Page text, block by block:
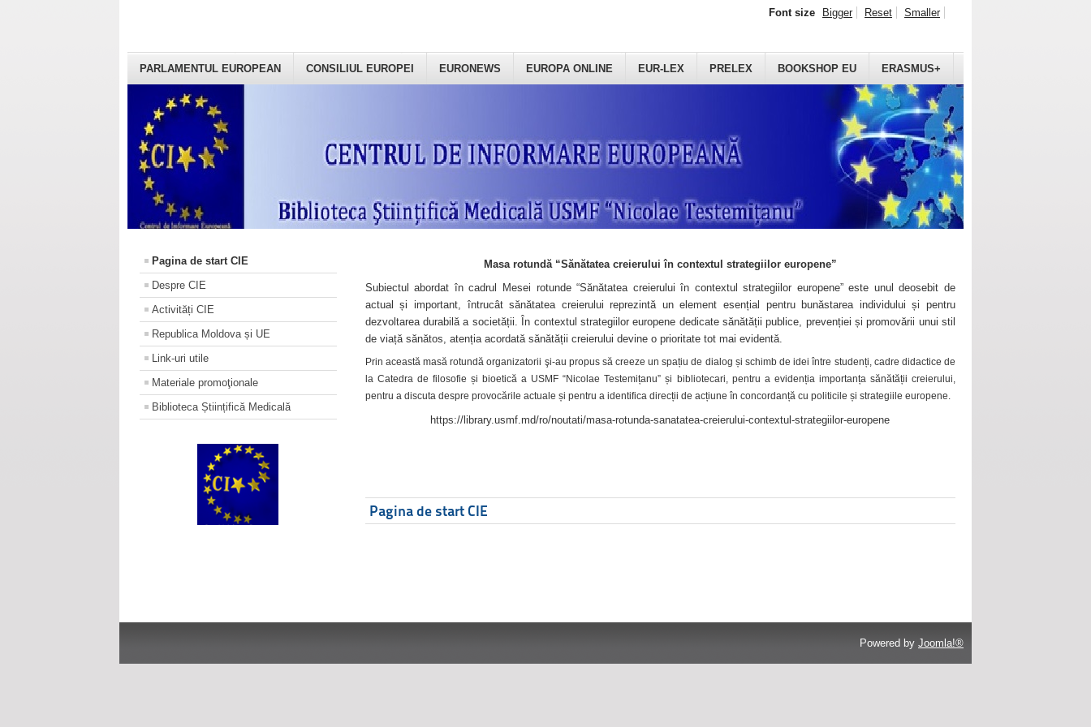
PARLAMENTUL EUROPEAN CONSILIUL EUROPEI EURONEWS EUROPA ONLINE EUR-LEX PRELEX BOOKSHOP EU ERASMUS+
Font size Bigger Reset Smaller
Pagina de start CIE
Despre CIE
Activități CIE
Republica Moldova și UE
Link-uri utile
Materiale promoţionale
Biblioteca Științifică Medicală
Masa rotundă “Sănătatea creierului în contextul strategiilor europene”
Subiectul abordat în cadrul Mesei rotunde “Sănătatea creierului în contextul strategiilor europene” este unul deosebit de
actual și important, întrucât sănătatea creierului reprezintă un element esențial pentru bunăstarea individului și pentru
dezvoltarea durabilă a societății. În contextul strategiilor europene dedicate sănătății publice, prevenției și promovării unui stil
de viață sănătos, atenția acordată sănătății creierului devine o prioritate tot mai evidentă.
Prin această masă rotundă organizatorii şi-au propus să creeze un spațiu de dialog și schimb de idei între studenți, cadre didactice de
la Catedra de filosofie și bioetică a USMF “Nicolae Testemițanu” și bibliotecari, pentru a evidenția importanța sănătății creierului,
pentru a discuta despre provocările actuale și pentru a identifica direcții de acțiune în concordanță cu politicile și strategiile europene.
https://library.usmf.md/ro/noutati/masa-rotunda-sanatatea-creierului-contextul-strategiilor-europene
Pagina de start CIE
Powered by Joomla!®